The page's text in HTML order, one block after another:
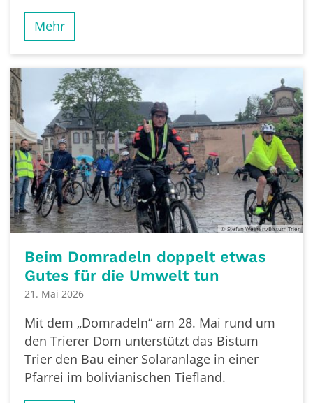
Mehr
© Stefan Weinert/Bistum Trier
Beim Domradeln doppelt etwas
Gutes für die Umwelt tun
21. Mai 2026
Mit dem „Domradeln“ am 28. Mai rund um
den Trierer Dom unterstützt das Bistum
Trier den Bau einer Solaranlage in einer
Pfarrei im bolivianischen Tiefland.